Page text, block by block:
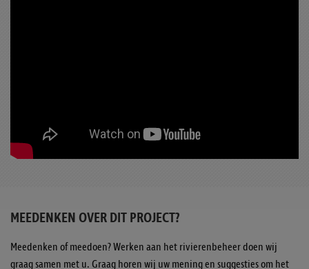
MEEDENKEN OVER DIT PROJECT?
Meedenken of meedoen? Werken aan het rivierenbeheer doen wij
graag samen met u. Graag horen wij uw mening en suggesties om het